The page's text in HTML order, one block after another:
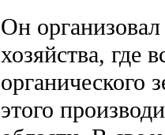
Он
хозяйства, где
органического
этого